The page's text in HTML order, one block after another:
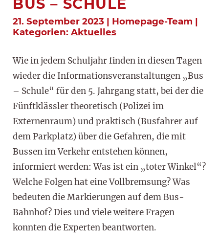
BUS – SCHULE
21. September 2023 | Homepage-Team |
Kategorien: Aktuelles
Wie in jedem Schuljahr finden in diesen Tagen
wieder die Informationsveranstaltungen „Bus
– Schule“ für den 5. Jahrgang statt, bei der die
Fünftklässler theoretisch (Polizei im
Externenraum) und praktisch (Busfahrer auf
dem Parkplatz) über die Gefahren, die mit
Bussen im Verkehr entstehen können,
informiert werden: Was ist ein „toter Winkel“?
Welche Folgen hat eine Vollbremsung? Was
bedeuten die Markierungen auf dem Bus-
Bahnhof? Dies und viele weitere Fragen
konnten die Experten beantworten.